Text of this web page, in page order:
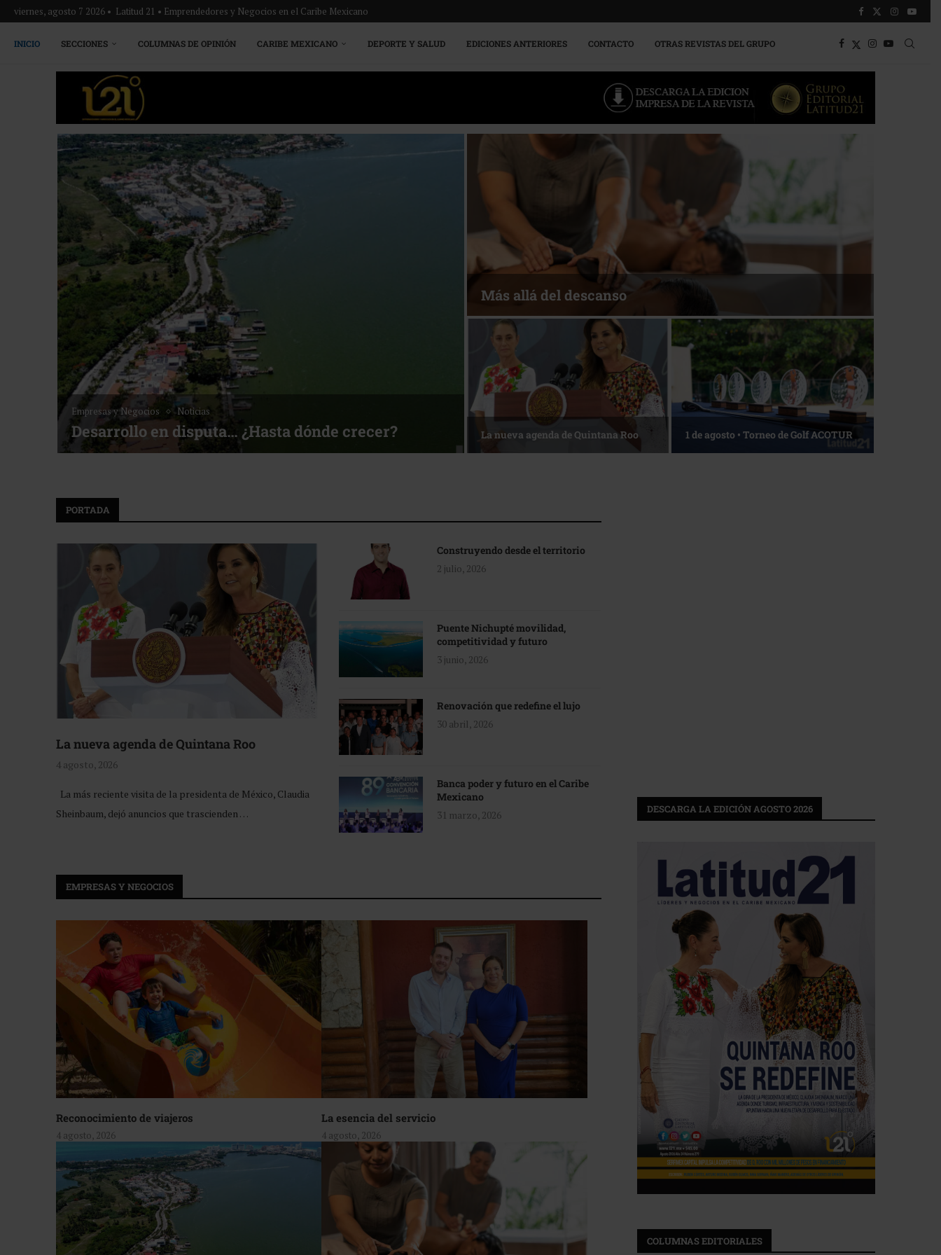
viernes, agosto 7 2026 • Latitud 21 • Emprendedores y Negocios en el Caribe Mexicano
INICIO SECCIONES COLUMNAS DE OPINIÓN CARIBE MEXICANO DEPORTE Y SALUD EDICIONES ANTERIORES CONTACTO OTRAS REVISTAS DEL GRUPO
Empresas y Negocios Noticias
Desarrollo en disputa… ¿Hasta dónde crecer?
Más allá del descanso
La nueva agenda de Quintana Roo 1 de agosto • Torneo de Golf ACOTUR
PORTADA
La nueva agenda de Quintana Roo
4 agosto, 2026
La más reciente visita de la presidenta de México, Claudia
Sheinbaum, dejó anuncios que trascienden …
Construyendo desde el territorio
2 julio, 2026
Puente Nichupté movilidad,
competitividad y futuro
3 junio, 2026
Renovación que redefine el lujo
30 abril, 2026
Banca poder y futuro en el Caribe
Mexicano
31 marzo, 2026
EMPRESAS Y NEGOCIOS
Reconocimiento de viajeros
4 agosto, 2026
La esencia del servicio
4 agosto, 2026
DESCARGA LA EDICIÓN AGOSTO 2026
COLUMNAS EDITORIALES